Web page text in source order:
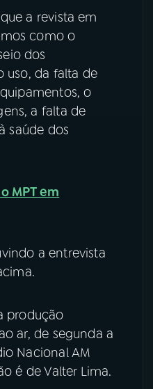
a revista em
como o
dos
uso, da falta de
o
a falta de
saúde dos
MPT em
a entrevista
produção
ar, de segunda a
Nacional AM
é de Valter Lima.